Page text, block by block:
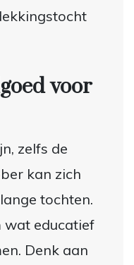
voor
zelfs de
kan zich
tochten.
wat educatief
Denk aan